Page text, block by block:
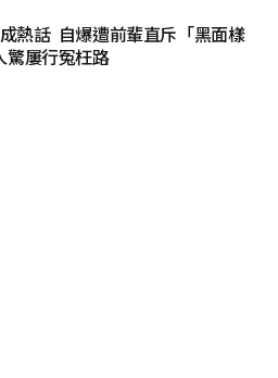
熱話 自爆遭前輩直斥「黑面樣
屢行冤枉路